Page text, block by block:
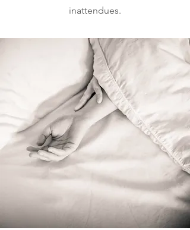
inattendues.